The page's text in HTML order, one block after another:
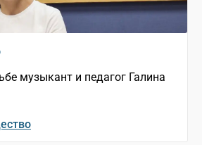
музыкант и педагог Галина